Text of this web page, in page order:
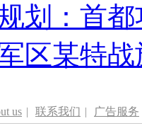
划：首
区某特
us | 联系我们 | 广告服务